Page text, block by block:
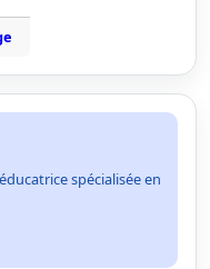
spécialisée en